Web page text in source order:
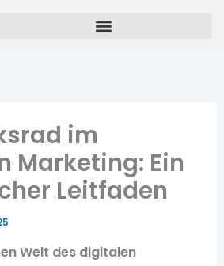
im
Marketing: Ein
Leitfaden
Welt des digitalen